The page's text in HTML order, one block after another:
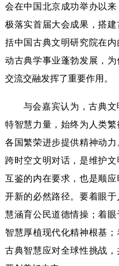
Deutsch Português
会在中国北京成功举办以
极落实首届大会成果，搭
括中国古典文明研究院在
动古典学事业蓬勃发展，为
交流交融发挥了重要作用。
与会嘉宾认为，古典文
特智慧力量，始终为人类
各国繁荣进步提供精神动
跨时空文明对话，是维护
互鉴的内在要求，也是顺
开新的必然路径。要着眼
慧涵育公民道德情操；着
智慧厚植现代化精神根基
古典智慧应对全球性挑战